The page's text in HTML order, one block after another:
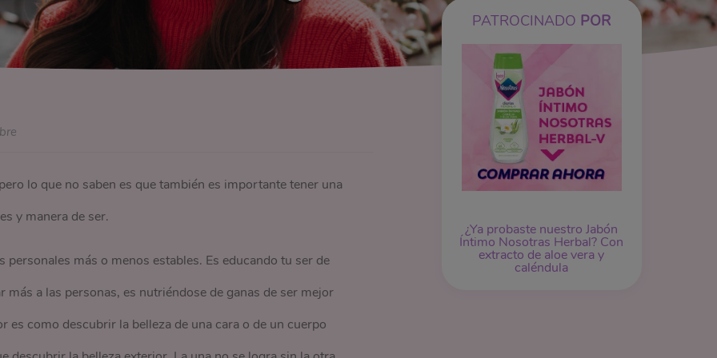
PATROCINADO POR
¿Ya probaste nuestroJabón
Íntimo Nosotras Herbal? Con
extracto de aloe vera y
caléndula
lo que no saben es que también es importante tener una
y manera de ser.
más o menos estables. Es educando tu ser de
a las personas, es nutriéndose de ganas de ser mejor
como descubrir la belleza de una cara o de un cuerpo